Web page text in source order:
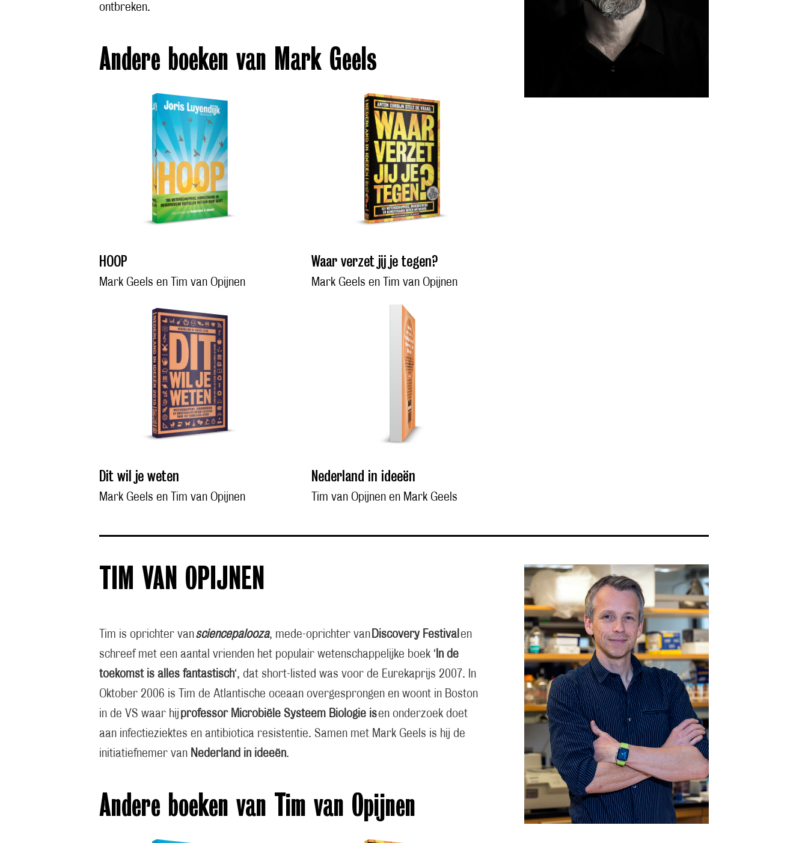
ontbreken.
Andere boeken van Mark Geels
HOOP
Mark Geels en Tim van Opijnen
Waar verzet jij je tegen?
Mark Geels en Tim van Opijnen
Dit wil je weten
Mark Geels en Tim van Opijnen
Nederland in ideeën
Tim van Opijnen en Mark Geels
TIM VAN OPIJNEN
Tim is oprichter vansciencepalooza, mede-oprichter van Discovery Festival en
schreef met een aantal vrienden het populair wetenschappelijke boek ‘ In de
toekomst is alles fantastisch‘, dat short-listed was voor de Eurekaprijs 2007. In
Oktober 2006 is Tim de Atlantische oceaan overgesprongen en woont in Boston
in de VS waar hij professor Microbiële Systeem Biologie isen onderzoek doet
aan infectieziektes en antibiotica resistentie. Samen met Mark Geels is hij de
initiatiefnemer van Nederland in ideeën.
Andere boeken van Tim van Opijnen